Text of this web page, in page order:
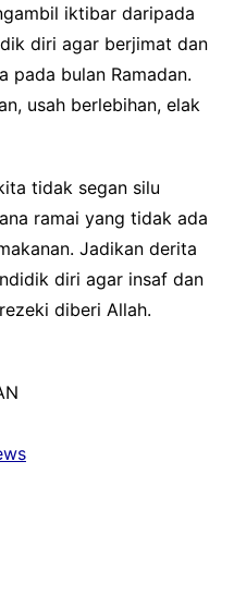
iktibar daripada
diri agar berjimat dan
pada bulan Ramadan.
usah berlebihan, elak
tidak segan silu
ramai yang tidak ada
Jadikan derita
diri agar insaf dan
diberi Allah.